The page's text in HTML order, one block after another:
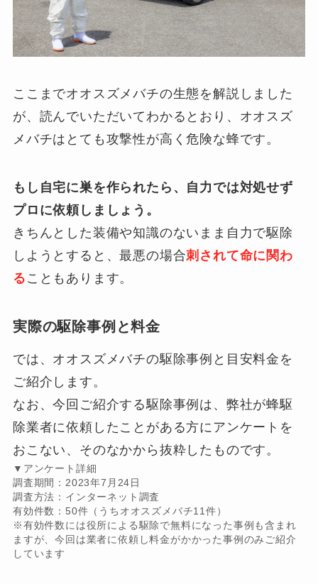
ここまでオオスズメバチの生態を解説しました
が、読んでいただいてわかるとおり、オオスズ
メバチはとても攻撃性が高く危険な蜂です。
もし自宅に巣を作られたら、自力では対処せず
プロに依頼しましょう。
きちんとした装備や知識のないまま自力で駆除
しようとすると、最悪の場合刺されて命に関わ
る こともあります。
実際の駆除事例と料金
では、オオスズメバチの駆除事例と目安料金を
ご紹介します。
なお、今回ご紹介する駆除事例は、弊社が蜂駆
除業者に依頼したことがある方にアンケートを
おこない、そのなかから抜粋したものです。
▼アンケート詳細
調査期間：2023年7月24日
調査方法：インターネット調査
有効件数：50件（うちオオスズメバチ11件）
※有効件数には役所による駆除で無料になった事例も含まれ
ますが、今回は業者に依頼し料金がかかった事例のみご紹介
しています